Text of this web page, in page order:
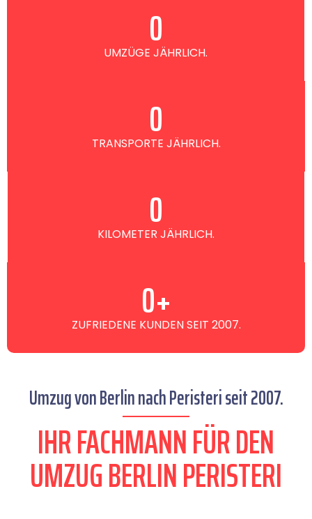
UMZÜGE JÄHRLICH.
0
TRANSPORTE JÄHRLICH.
0
KILOMETER JÄHRLICH.
0
ZUFRIEDENE KUNDEN SEIT 2007.
0+
Umzug von Berlin nach Peristeri seit 2007.
IHR FACHMANN FÜR DEN
UMZUG BERLIN PERISTERI